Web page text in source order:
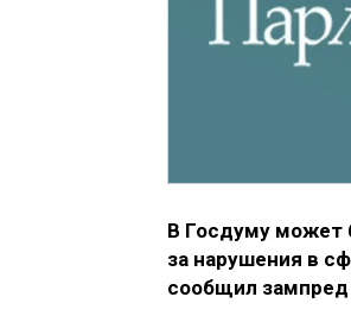
В Госдуму может
за нарушения в
сообщил зампред